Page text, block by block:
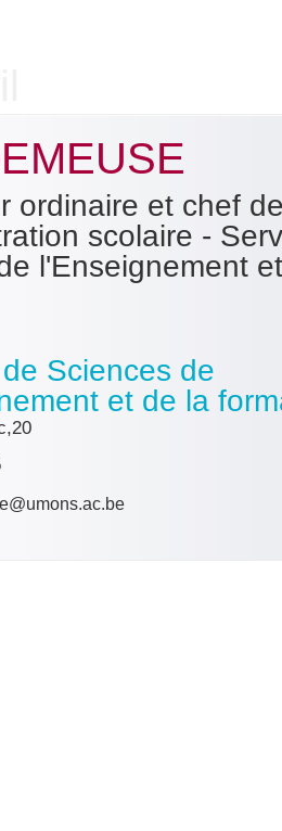
ordinaire et chef
scolaire -
l'Enseignement
Sciences de
et de la